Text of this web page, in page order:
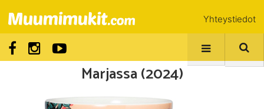
Yhteystiedot
Marjassa (2024)